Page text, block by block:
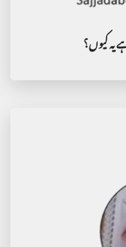
یہ کیوں؟